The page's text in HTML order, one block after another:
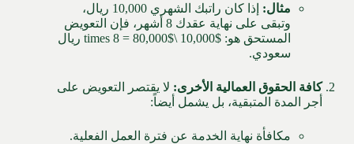
مثال: إذا كان راتبك الشهري 10,
000 ريال،
وتبقى على نهاية عقدك 8 أشهر، فإن التعويض
المستحق هو: $10,000 \times 8 = 80,000$
ريال
سعودي.
كافة الحقوق العمالية الأخرى: لا يقتصر التعويض على
أجر المدة المتبقية، بل يشمل أيضاً:
مكافأة نهاية الخدمة عن فترة العمل الفعلية.